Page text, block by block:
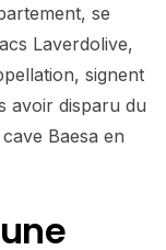
se
Laverdolive,
signent
avoir disparu du
Baesa en